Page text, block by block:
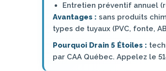
Entretien préventif annuel
Avantages : sans produits
types de tuyaux (PVC, fonte,
Pourquoi Drain 5 Étoiles :
par CAA Québec. Appelez le